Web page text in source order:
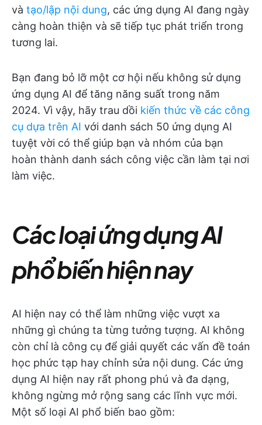
và tạo/lập nội dung, các ứng dụng AI đang ngày
càng hoàn thiện và sẽ tiếp tục phát triển trong
tương lai.
Bạn đang bỏ lỡ một cơ hội nếu không sử dụng
ứng dụng AI để tăng năng suất trong năm
2024. Vì vậy, hãy trau dồi kiến thức về các công
cụ dựa trên AI với danh sách 50 ứng dụng AI
tuyệt vời có thể giúp bạn và nhóm của bạn
hoàn thành danh sách công việc cần làm tại nơi
làm việc.
Các loại ứng dụng AI
phổ biến hiện nay
AI hiện nay có thể làm những việc vượt xa
những gì chúng ta từng tưởng tượng. AI không
còn chỉ là công cụ để giải quyết các vấn đề toán
học phức tạp hay chỉnh sửa nội dung. Các ứng
dụng AI hiện nay rất phong phú và đa dạng,
không ngừng mở rộng sang các lĩnh vực mới.
Một số loại AI phổ biến bao gồm: